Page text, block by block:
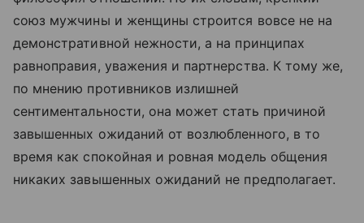
союз мужчины и женщины строится вовсе не на
демонстративной нежности, а на принципах
равноправия, уважения и партнерства. К тому же,
по мнению противников излишней
сентиментальности, она может стать причиной
завышенных ожиданий от возлюбленного, в то
время как спокойная и ровная модель общения
никаких завышенных ожиданий не предполагает.